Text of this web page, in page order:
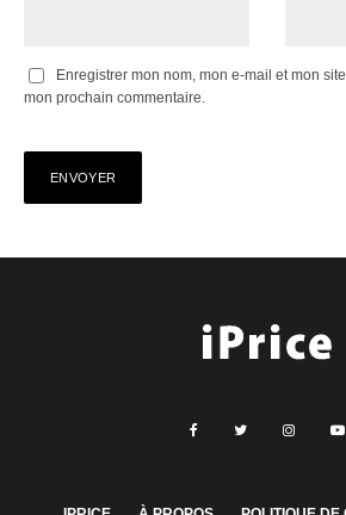
Enregistrer mon nom, mon e-mail et mon
mon prochain commentaire.